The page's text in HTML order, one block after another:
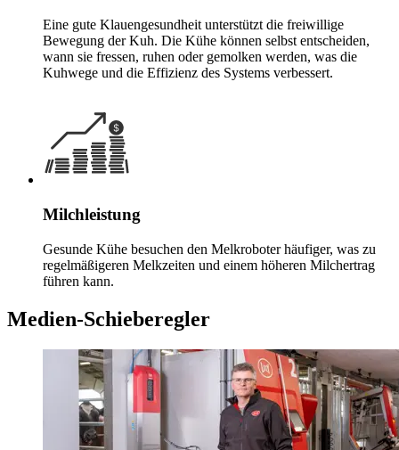
Eine gute Klauengesundheit unterstützt die freiwillige
Bewegung der Kuh. Die Kühe können selbst entscheiden,
wann sie fressen, ruhen oder gemolken werden, was die
Kuhwege und die Effizienz des Systems verbessert.
Milchleistung
Gesunde Kühe besuchen den Melkroboter häufiger, was zu
regelmäßigeren Melkzeiten und einem höheren Milchertrag
führen kann.
Medien-Schieberegler